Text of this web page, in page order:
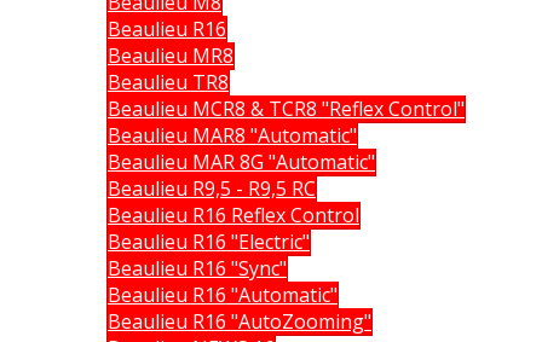
Beaulieu R16
Beaulieu MR8
Beaulieu TR8
Beaulieu MCR8 & TCR8 "Reflex Control"
Beaulieu MAR8 "Automatic"
Beaulieu MAR 8G "Automatic"
Beaulieu R9,5 - R9,5 RC
Beaulieu R16 Reflex Control
Beaulieu R16 "Electric"
Beaulieu R16 "Sync"
Beaulieu R16 "Automatic"
Beaulieu R16 "AutoZooming"